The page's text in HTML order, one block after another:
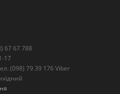
67 67 788
17
(098) 79 39 176 Viber